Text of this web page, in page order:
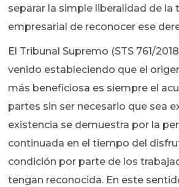
separar la simple liberalidad de la
empresarial de reconocer ese
El Tribunal Supremo (STS 761/
venido estableciendo que el
más beneficiosa es siempre el
partes sin ser necesario que sea
existencia se demuestra por la
continuada en el tiempo del
condición por parte de los
tengan reconocida. En este